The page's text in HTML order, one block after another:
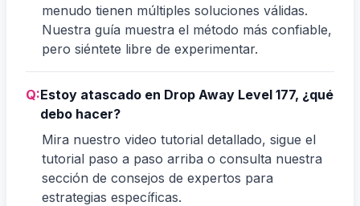
menudo tienen múltiples soluciones válidas.
Nuestra guía muestra el método más confiable,
pero siéntete libre de experimentar.
Q:Estoy atascado en Drop Away Level 177, ¿qué
debo hacer?
Mira nuestro video tutorial detallado, sigue el
tutorial paso a paso arriba o consulta nuestra
sección de consejos de expertos para
estrategias específicas.